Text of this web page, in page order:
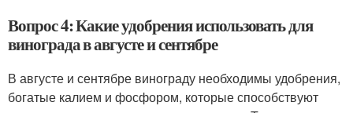
Вопрос 4: Какие удобрения использовать для
винограда в августе и сентябре
В августе и сентябре винограду необходимы удобрения,
богатые калием и фосфором, которые способствуют